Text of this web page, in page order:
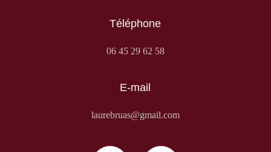
Téléphone
06 45 29 62 58
E-mail
laurebruas@gmail.com